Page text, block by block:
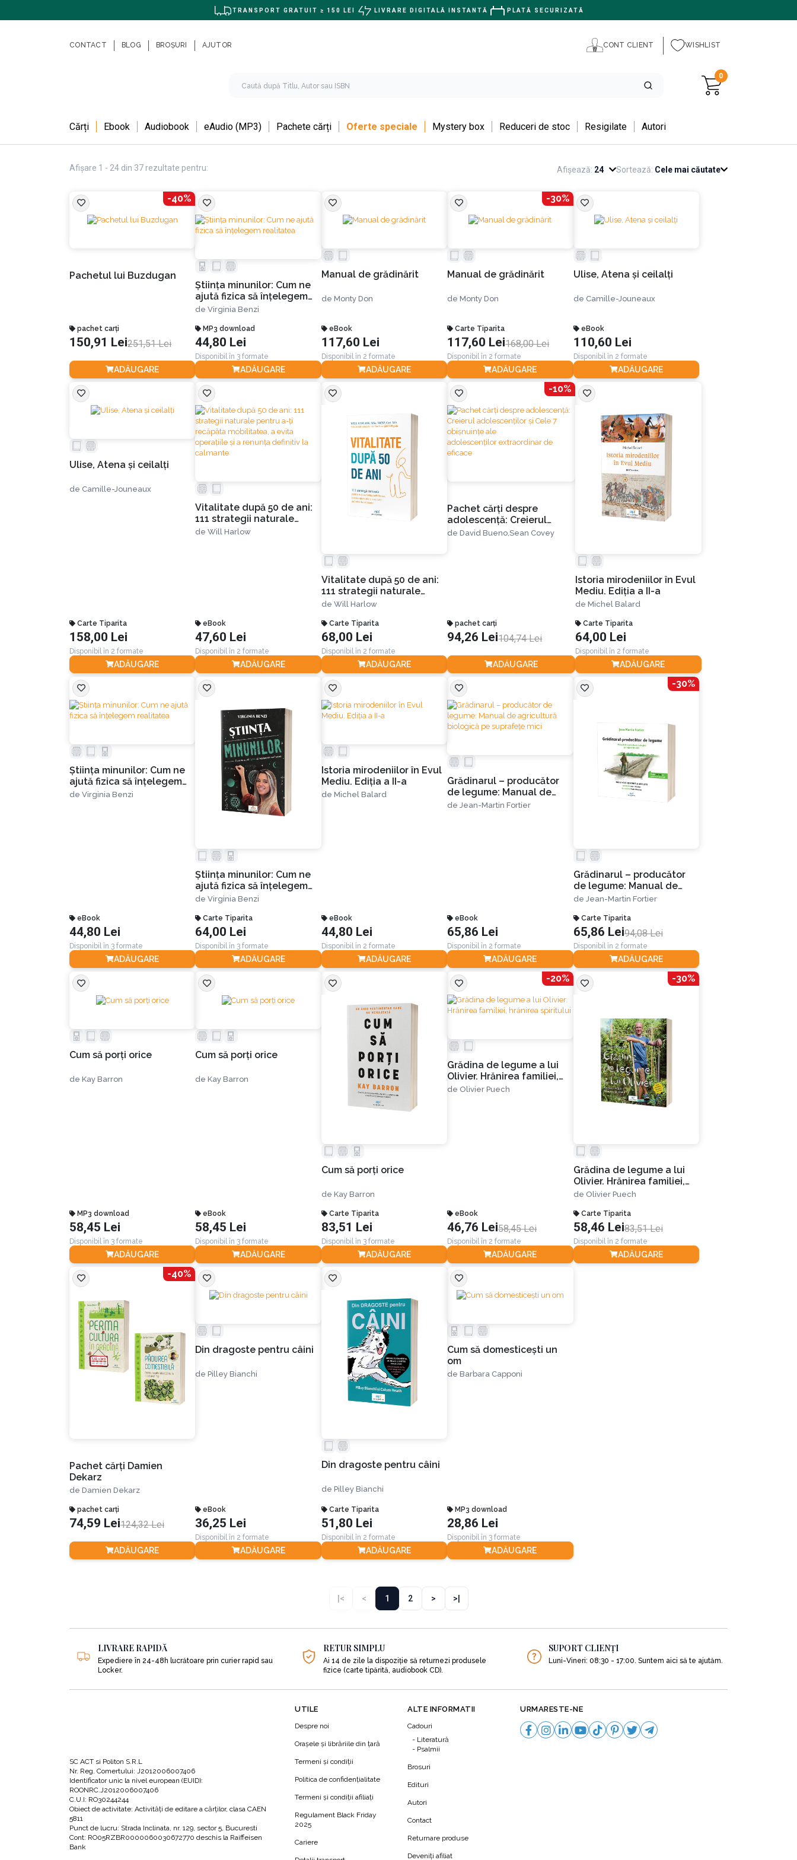
TRANSPORT GRATUIT ≥ 150 LEI LIVRARE DIGITALĂ INSTANTĂ PLATĂ SECURIZATĂ
CONTACT BLOG BROȘURI AJUTOR CONT CLIENT WISHLIST
0
Cărți Ebook Audiobook eAudio (MP3) Pachete cărți Oferte speciale Mystery box Reduceri de stoc Resigilate Autori
Afișare 1 - 24 din 37 rezultate pentru: Afișează: 24 Sortează: Cele mai căutate
-40%
Pachetul lui Buzdugan
pachet carți
150,91 Lei251,51 Lei
ADĂUGARE
Știința minunilor: Cum ne
ajută fizica să înțelegem
realitatea
deVirginia Benzi
MP3 download
44,80 Lei
Disponibil în 3 formate
ADĂUGARE
Manual de grădinărit
de Monty Don
eBook
117,60 Lei
Disponibil în 2 formate
ADĂUGARE
-30%
Manual de grădinărit
deMonty Don
Carte Tiparita
117,60 Lei168,00 Lei
Disponibil în 2 formate
ADĂUGARE
Ulise, Atena și ceilalți
de Camille-Jouneaux
eBook
110,60 Lei
Disponibil în 2 formate
ADĂUGARE
Ulise, Atena și ceilalți
de Camille-Jouneaux
Carte Tiparita
158,00 Lei
Disponibil în 2 formate
ADĂUGARE
Vitalitate după 50 de ani:
111 strategii naturale
pentru a-ți recăpăta
deWill Harlow
eBook
47,60 Lei
Disponibil în 2 formate
ADĂUGARE
Vitalitate după 50 de ani:
111 strategii naturale
pentru a-ți recăpăta
operațiile și a renunța
definitiv la calmante
de Will Harlow
Carte Tiparita
68,00 Lei
Disponibil în 2 formate
ADĂUGARE
-10%
Pachet cărți despre
adolescență: Creierul
adolescenților și Cele 7
deDavid Bueno,Sean Covey
pachet carți
94,26 Lei104,74 Lei
ADĂUGARE
Istoria mirodeniilor în Evul
Mediu. Ediția a II-a
deMichel Balard
Carte Tiparita
64,00 Lei
Disponibil în 2 formate
ADĂUGARE
Știința minunilor: Cum ne
ajută fizica să înțelegem
realitatea
de Virginia Benzi
eBook
44,80 Lei
Disponibil în 3 formate
ADĂUGARE
Știința minunilor: Cum ne
ajută fizica să înțelegem
realitatea
deVirginia Benzi
Carte Tiparita
64,00 Lei
Disponibil în 3 formate
ADĂUGARE
Istoria mirodeniilor în Evul
Mediu. Ediția a II-a
de Michel Balard
eBook
44,80 Lei
Disponibil în 2 formate
ADĂUGARE
Grădinarul – producător
de legume: Manual de
agricultură biologică pe
deJean-Martin Fortier
eBook
65,86 Lei
Disponibil în 2 formate
ADĂUGARE
-30%
Grădinarul – producător
de legume: Manual de
agricultură biologică pe
de Jean-Martin Fortier
Carte Tiparita
65,86 Lei94,08 Lei
Disponibil în 2 formate
ADĂUGARE
Cum să porți orice
de Kay Barron
MP3 download
58,45 Lei
Disponibil în 3 formate
ADĂUGARE
Cum să porți orice
deKay Barron
eBook
58,45 Lei
Disponibil în 3 formate
ADĂUGARE
Cum să porți orice
de Kay Barron
Carte Tiparita
83,51 Lei
Disponibil în 3 formate
ADĂUGARE
-20%
Grădina de legume a lui
Olivier. Hrănirea familiei,
hrănirea spiritului
de Olivier Puech
eBook
46,76 Lei58,45 Lei
Disponibil în 2 formate
ADĂUGARE
-30%
Grădina de legume a lui
Olivier. Hrănirea familiei,
hrănirea spiritului
de Olivier Puech
Carte Tiparita
58,46 Lei83,51 Lei
Disponibil în 2 formate
ADĂUGARE
-40%
Pachet cărți Damien
Dekarz
de Damien Dekarz
pachet carți
74,59 Lei124,32 Lei
ADĂUGARE
Din dragoste pentru câini
dePilley Bianchi
eBook
36,25 Lei
Disponibil în 2 formate
ADĂUGARE
Din dragoste pentru câini
de Pilley Bianchi
Carte Tiparita
51,80 Lei
Disponibil în 2 formate
ADĂUGARE
Cum să domesticești un
om
deBarbara Capponi
MP3 download
28,86 Lei
Disponibil în 3 formate
ADĂUGARE
|< < 1 2 > >|
LIVRARE RAPIDĂ
Expediere în 24-48h lucrătoare prin curier rapid sau
Locker.
RETUR SIMPLU
Ai 14 de zile la dispoziție să returnezi produsele
fizice (carte tipărită, audiobook CD).
SUPORT CLIENȚI
Luni-Vineri: 08:30 - 17:00. Suntem aici să te ajutăm.
SC ACT si Politon S.R.L
Nr. Reg. Comertului: J2012006007406
Identificator unic la nivel european (EUID):
ROONRC.J2012006007406
C.U.I: RO30244244
Obiect de activitate: Activităţi de editare a cărţilor, clasa CAEN
5811
Punct de lucru: Strada Inclinata, nr. 129, sector 5, Bucuresti
Cont: RO05RZBR0000060030672770 deschis la Raiffeisen
Bank
UTILE
Despre noi
Orașele și librăriile din țară
Termeni şi condiţii
Politica de confidenţialitate
Termeni şi condiţii afiliaţi
Regulament Black Friday
2025
Cariere
ALTE INFORMATII
Cadouri
Literatură
Psalmii
Brosuri
Edituri
Autori
Contact
Returnare produse
Deveniți afiliat
URMARESTE-NE